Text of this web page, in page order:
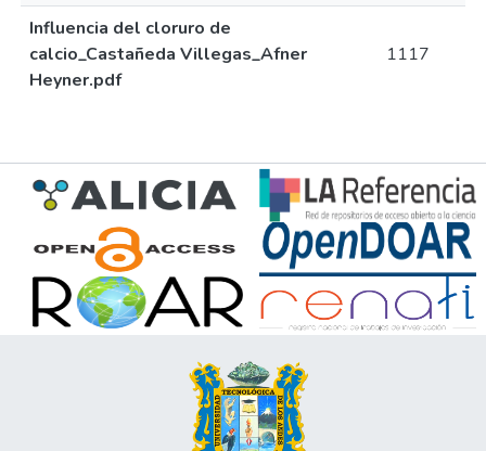
Influencia del cloruro de
calcio_Castañeda Villegas_Afner
Heyner.pdf
1117